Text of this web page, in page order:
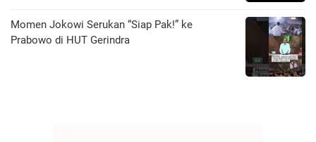
Momen Jokowi Serukan “Siap Pak!” ke
Prabowo di HUT Gerindra